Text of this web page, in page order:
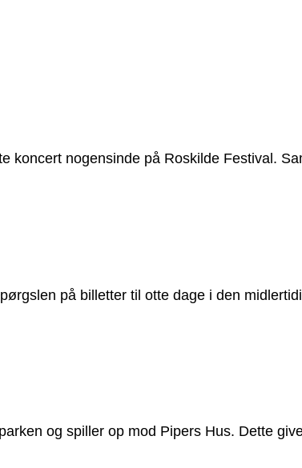
nogensinde på Roskilde Festival.
på billetter til otte dage i den
og spiller op mod Pipers Hus. Dette